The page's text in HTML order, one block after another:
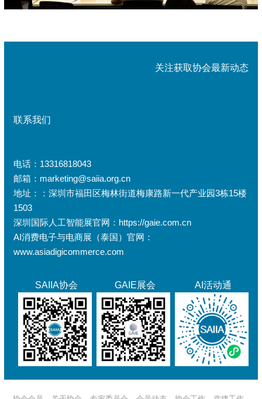
关注获取协会最新动态
联系我们
电话：13316818043
邮箱：marketing@saiia.org.cn
地址：：深圳市福田区梅林街道梅康路新一代产业园3栋15楼
1503
深圳国际人工智能展官网：https://gaie.com.cn
AI消费电子与电商展（泰国）官网：
www.asiadigicommerce.com
AI活动通
GAIE展会
SAIIA协会